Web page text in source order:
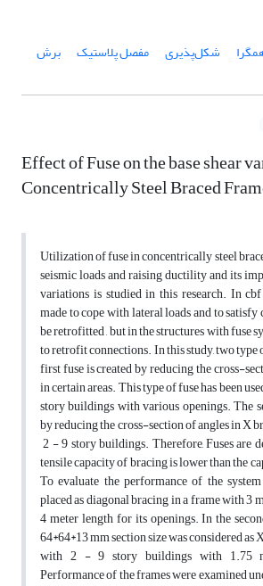
شکل‌پذیری مفصل پلاستیک برش
Effect of Fuse on the base shear
Concentrically Steel Braced
Utilization of fuse in concentrically steel
seismic loads and raising ductility and its
variations is studied in this research. In
made to cope with lateral loads and to
be retrofitted , but in the structures with fuse
to retrofit connections. In this study, two type
first fuse is created by reducing the cross-
in certain areas. This type of fuse has been
story buildings with various openings. The
by reducing the cross-section of angles in X
2 - 9 story buildings. Therefore, Fuses are
tensile capacity of bracing is lower than the
To evaluate the performance of the
placed as diagonal bracing in a frame with 3
4 meter length for its openings. In the
64*64*13 mm section size was considered as
with 2 - 9 story buildings with 1.75
Performance of the frames were examined